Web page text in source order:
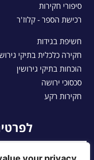
סיפורי חקירות
רכישת הספר - קלוז'ר
חשיפת בגידות
חקירה כלכלית בתיקי
הוכחות בתיקי גירושין
סכסוכי ירושה
חקירות רקע